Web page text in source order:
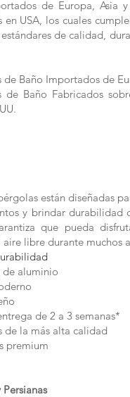
de Europa, Asia
en USA, los cuales
de calidad,
de Baño Importados de
de Baño Fabricados
están diseñadas
y brindar durabilidad
que pueda
aire libre durante muchos
de aluminio
de 2 a 3 semanas*
de la más alta calidad
premium